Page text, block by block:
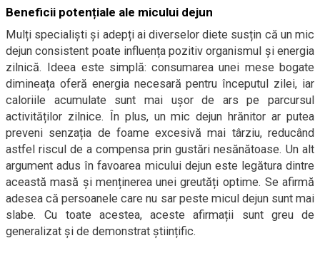
Beneficii potențiale ale micului dejun
Mulți specialiști și adepți ai diverselor diete susțin că un mic
dejun consistent poate influența pozitiv organismul și energia
zilnică. Ideea este simplă: consumarea unei mese bogate
dimineața oferă energia necesară pentru începutul zilei, iar
caloriile acumulate sunt mai ușor de ars pe parcursul
activităților zilnice. În plus, un mic dejun hrănitor ar putea
preveni senzația de foame excesivă mai târziu, reducând
astfel riscul de a compensa prin gustări nesănătoase. Un alt
argument adus în favoarea micului dejun este legătura dintre
această masă și menținerea unei greutăți optime. Se afirmă
adesea că persoanele care nu sar peste micul dejun sunt mai
slabe. Cu toate acestea, aceste afirmații sunt greu de
generalizat și de demonstrat științific.